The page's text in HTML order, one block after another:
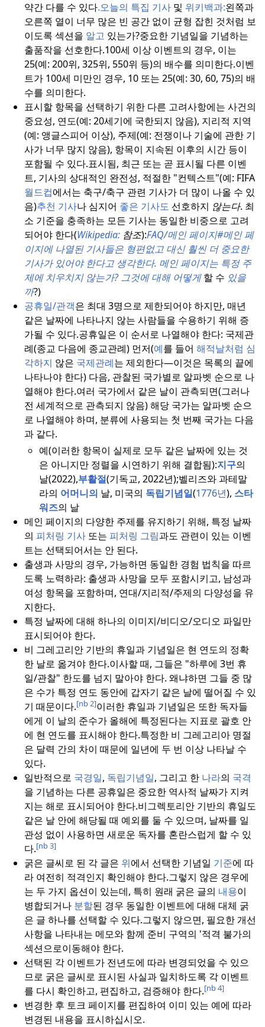
약간 다를 수 있다.오늘의 특집 기사및 위키백과:왼쪽과
오른쪽 열이 너무 많은 빈 공간 없이 균형 잡힌 것처럼 보
이도록 섹션을 알고 있는가?중요한 기념일을 기념하는
출품작을 선호한다.100세 이상 이벤트의 경우, 이는
25(예: 200위, 325위, 550위 등)의 배수를 의미한다.이벤
트가 100세 미만인 경우, 10 또는 25(예: 30, 60, 75)의 배
수를 의미한다.
표시할 항목을 선택하기 위한 다른 고려사항에는 사건의
중요성, 연도(예: 20세기에 국한되지 않음), 지리적 지역
(예: 앵글스피어 이상), 주제(예: 전쟁이나 기술에 관한 기
사가 너무 많지 않음), 항목이 지속된 이후의 시간 등이
포함될 수 있다.표시됨, 최근 또는 곧 표시될 다른 이벤
트, 기사의 상대적인 완전성, 적절한 "컨텍스트"(예: FIFA
월드컵에서는 축구/축구 관련 기사가 더 많이 나올 수 있
음)추천 기사나 심지어 좋은 기사도 선호하지 않는다. 최
소 기준을 충족하는 모든 기사는 동일한 비중으로 고려
되어야 한다(Wikipedia:참조):FAQ/메인 페이지#메인 페
이지에 나열된 기사들은 형편없고 대신 훨씬 더 중요한
기사가 있어야 한다고 생각한다. 메인 페이지는 특정 주
제에 치우치지 않는가?그것에 대해 어떻게할 수 있을
까?)
공휴일/관객은 최대 3명으로 제한되어야 하지만, 매년
같은 날짜에 나타나지 않는 사람들을 수용하기 위해 증
가될 수 있다.공휴일은 이 순서로 나열해야 한다: 국제관
례(종교 다음에 종교관례) 먼저(예를 들어 해적날처럼 심
각하지 않은 국제관례는 제외한다—이것은 목록의 끝에
나타나야 한다) 다음, 관찰된 국가별로 알파벳 순으로 나
열해야 한다.여러 국가에서 같은 날이 관측되면(그러나
전 세계적으로 관측되지 않음) 해당 국가는 알파벳 순으
로 나열해야 하며, 분류에 사용되는 첫 번째 국가는 다음
과 같다.
예(이러한 항목이 실제로 모두 같은 날짜에 있는 것
은 아니지만 정렬을 시연하기 위해 결합됨):지구의
날(2022),부활절(기독교, 2022년);벨리즈와 과테말
라의 어머니의 날, 미국의 독립기념일(1776년), 스타
워즈의 날
메인 페이지의 다양한 주제를 유지하기 위해, 특정 날짜
의 피처링 기사또는 피처링 그림과도 관련이 있는 이벤
트는 선택되어서는 안 된다.
출생과 사망의 경우, 가능하면 동일한 경험 법칙을 따르
도록 노력하라: 출생과 사망을 모두 포함시키고, 남성과
여성 항목을 포함하며, 연대/지리적/주제의 다양성을 유
지한다.
특정 날짜에 대해 하나의 이미지/비디오/오디오 파일만
표시되어야 한다.
비 그레고리안 기반의 휴일과 기념일은 현 연도의 정확
한 날로 옮겨야 한다.이사할 때, 그들은 "하루에 3번 휴
일/관찰" 한도를 넘지 말아야 한다. 왜냐하면 그들 중 많
은 수가 특정 연도 동안에 갑자기 같은 날에 떨어질 수 있
기 때문이다.[nb 2]이러한 휴일과 기념일은 또한 독자들
에게 이 날의 준수가 올해에 특정된다는 지표로 괄호 안
에 현 연도를 표시해야 한다.특정한 비 그레고리아 명절
은 달력 간의 차이 때문에 일년에 두 번 이상 나타날 수
있다.
일반적으로 국경일, 독립기념일, 그리고 한 나라의 국격
을 기념하는 다른 공휴일은 중요한 역사적 날짜가 지켜
지는 해로 표시되어야 한다.비그렉토리안 기반의 휴일도
같은 날 안에 해당될 때 예외를 둘 수 있으며, 날짜를 일
관성 없이 사용하면 새로운 독자를 혼란스럽게 할 수 있
다.[nb 3]
굵은 글씨로 된 각 글은 위에서 선택한 기념일 기준에 따
라 여전히 적격인지 확인해야 한다.그렇지 않은 경우에
는 두 가지 옵션이 있는데, 특히 원래 굵은 글의 내용이
병합되거나 분할된 경우 동일한 이벤트에 대해 대체 굵
은 글 하나를 선택할 수 있다.그렇지 않으면, 필요한 개선
사항을 나타내는 메모와 함께 준비 구역의 '적격 불가의
섹션으로이동해야 한다.
선택된 각 이벤트가 전년도에 따라 변경되었을 수 있으
므로 굵은 글씨로 표시된 사실과 일치하도록 각 이벤트
를 다시 확인하고, 편집하고, 검증해야 한다.[nb 4]
변경한 후 토크 페이지를 편집하여 이미 있는 예에 따라
변경된 내용을 표시하십시오.